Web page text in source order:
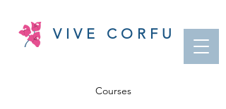
VIVE CORFU
Courses